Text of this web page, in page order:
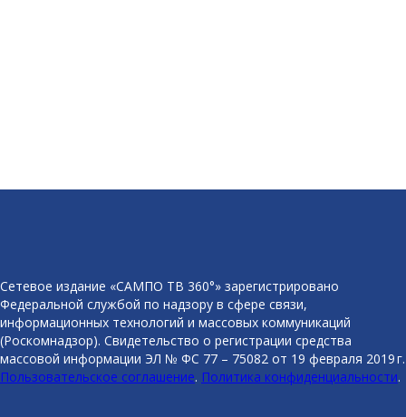
Сетевое издание «САМПО ТВ 360°» зарегистрировано
Федеральной службой по надзору в сфере связи,
информационных технологий и массовых коммуникаций
(Роскомнадзор). Свидетельство о регистрации средства
массовой информации ЭЛ № ФС 77 – 75082 от 19 февраля 2019 г.
Пользовательское соглашение. Политика конфиденциальности.